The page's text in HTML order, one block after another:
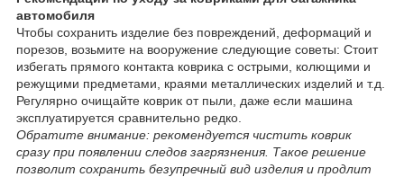
автомобиля
Чтобы сохранить изделие без повреждений, деформаций и
порезов, возьмите на вооружение следующие советы: Стоит
избегать прямого контакта коврика с острыми, колющими и
режущими предметами, краями металлических изделий и т.д.
Регулярно очищайте коврик от пыли, даже если машина
эксплуатируется сравнительно редко.
Обратите внимание: рекомендуется чистить коврик
сразу при появлении следов загрязнения. Такое решение
позволит сохранить безупречный вид изделия и продлит